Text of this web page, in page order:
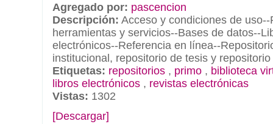
Agregado por: pascencion
Descripción: Acceso y condiciones de uso--
herramientas y servicios--Bases de datos--
electrónicos--Referencia en línea--
institucional, repositorio de tesis y
Etiquetas: repositorios , primo , biblioteca
libros electrónicos , revistas electrónicas
Vistas: 1302
[Descargar]